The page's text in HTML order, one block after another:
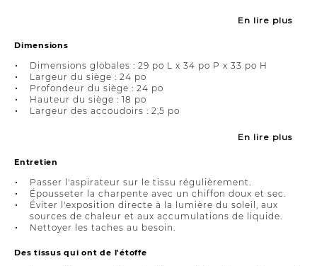
En lire plus
Dimensions
Dimensions globales : 29 po L x 34 po P x 33 po H
Largeur du siège : 24 po
Profondeur du siège : 24 po
Hauteur du siège : 18 po
Largeur des accoudoirs : 2,5 po
En lire plus
Entretien
Passer l'aspirateur sur le tissu régulièrement.
Épousseter la charpente avec un chiffon doux et sec.
Éviter l'exposition directe à la lumière du soleil, aux
sources de chaleur et aux accumulations de liquide.
Nettoyer les taches au besoin.
Des tissus qui ont de l'étoffe